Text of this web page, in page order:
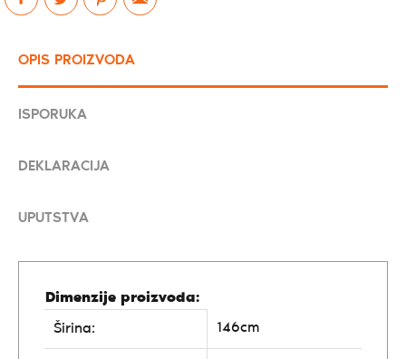
OPIS PROIZVODA
ISPORUKA
DEKLARACIJA
UPUTSTVA
Dimenzije proizvoda:
Širina:
146cm